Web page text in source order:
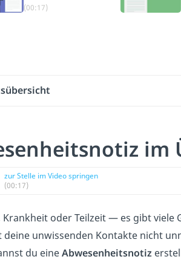
(00:17)
im
zur Stelle im Video springen
(00:17)
Krankheit oder Teilzeit — es gibt viele
deine unwissenden Kontakte nicht
du eineAbwesenheitsnotiz